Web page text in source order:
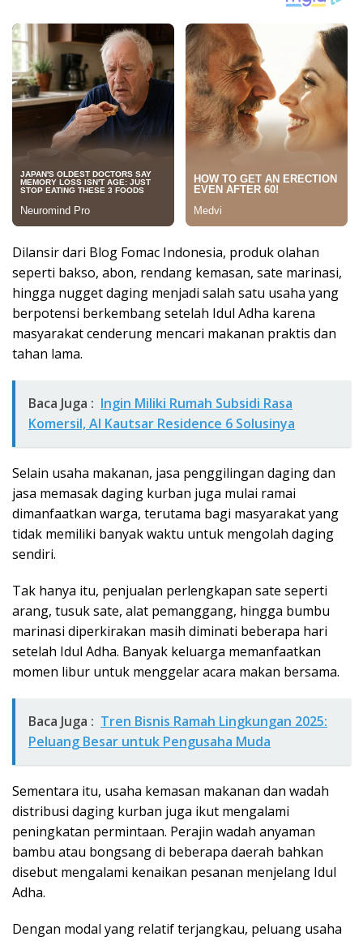
Dilansir dari Blog Fomac Indonesia, produk olahan
seperti bakso, abon, rendang kemasan, sate marinasi,
hingga nugget daging menjadi salah satu usaha yang
berpotensi berkembang setelah Idul Adha karena
masyarakat cenderung mencari makanan praktis dan
tahan lama.
Baca Juga : Ingin Miliki Rumah Subsidi Rasa
Komersil, Al Kautsar Residence 6 Solusinya
Selain usaha makanan, jasa penggilingan daging dan
jasa memasak daging kurban juga mulai ramai
dimanfaatkan warga, terutama bagi masyarakat yang
tidak memiliki banyak waktu untuk mengolah daging
sendiri.
Tak hanya itu, penjualan perlengkapan sate seperti
arang, tusuk sate, alat pemanggang, hingga bumbu
marinasi diperkirakan masih diminati beberapa hari
setelah Idul Adha. Banyak keluarga memanfaatkan
momen libur untuk menggelar acara makan bersama.
Baca Juga : Tren Bisnis Ramah Lingkungan 2025:
Peluang Besar untuk Pengusaha Muda
Sementara itu, usaha kemasan makanan dan wadah
distribusi daging kurban juga ikut mengalami
peningkatan permintaan. Perajin wadah anyaman
bambu atau bongsang di beberapa daerah bahkan
disebut mengalami kenaikan pesanan menjelang Idul
Adha.
Dengan modal yang relatif terjangkau, peluang usaha